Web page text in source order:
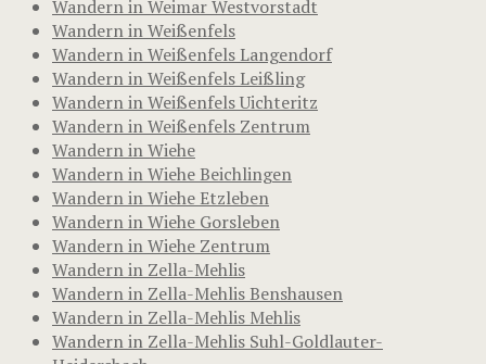
Wandern in Weimar Westvorstadt
Wandern in Weißenfels
Wandern in Weißenfels Langendorf
Wandern in Weißenfels Leißling
Wandern in Weißenfels Uichteritz
Wandern in Weißenfels Zentrum
Wandern in Wiehe
Wandern in Wiehe Beichlingen
Wandern in Wiehe Etzleben
Wandern in Wiehe Gorsleben
Wandern in Wiehe Zentrum
Wandern in Zella-Mehlis
Wandern in Zella-Mehlis Benshausen
Wandern in Zella-Mehlis Mehlis
Wandern in Zella-Mehlis Suhl-Goldlauter-